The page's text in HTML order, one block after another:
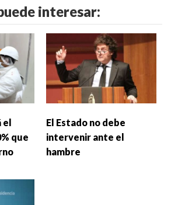
interesar:
que
El Estado no debe
intervenir ante el
hambre